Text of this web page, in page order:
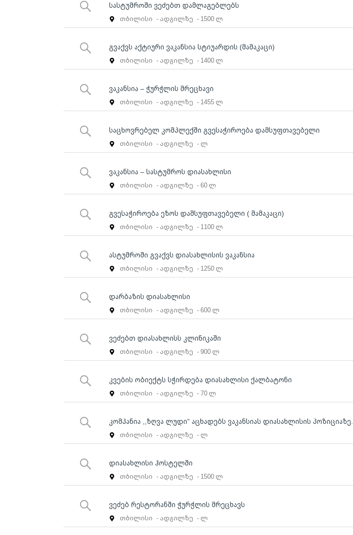
სასტუმროში ვეძებთ დამლაგებლებს
თბილისი - ადგილზე - 1500 ლ
გვაქვს აქტიური ვაკანსია სტიუარდის (მამაკაცი)
თბილისი - ადგილზე - 1400 ლ
ვაკანსია – ჭურჭლის მრეცხავი
თბილისი - ადგილზე - 1455 ლ
საცხოვრებელ კომპლექში გვესაჭიროება დამსუფთავებელი
თბილისი - ადგილზე - ლ
ვაკანსია – სასტუმროს დიასახლისი
თბილისი - ადგილზე - 60 ლ
გვესაჭიროება ეზოს დამსუფთავებელი ( მამაკაცი)
თბილისი - ადგილზე - 1100 ლ
ასტუმროში გვაქვს დიასახლისის ვაკანსია
თბილისი - ადგილზე - 1250 ლ
დარბაზის დიასახლისი
თბილისი - ადგილზე - 600 ლ
ვეძებთ დიასახლისს კლინიკაში
თბილისი - ადგილზე - 900 ლ
კვების ობიექტს სჭირდება დიასახლისი ქალბატონი
თბილისი - ადგილზე - 70 ლ
კომპანია ,,ზღვა ლუდი” აცხადებს ვაკანსიას დიასახლისის პოზიციაზე.
თბილისი - ადგილზე - ლ
დიასახლისი ჰოსტელში
თბილისი - ადგილზე - 1500 ლ
ვეძებ რესტორანში ჭურჭლის მრეცხავს
თბილისი - ადგილზე - ლ